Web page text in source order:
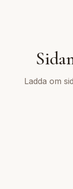
Ladda om